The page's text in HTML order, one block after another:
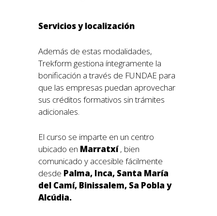
Servicios y localización
Además de estas modalidades,
Trekform gestiona íntegramente la
bonificación a través de FUNDAE para
que las empresas puedan aprovechar
sus créditos formativos sin trámites
adicionales.
El curso se imparte en un centro
ubicado en Marratxí, bien
comunicado y accesible fácilmente
desde Palma, Inca, Santa María
del Camí, Binissalem, Sa Pobla y
Alcúdia.